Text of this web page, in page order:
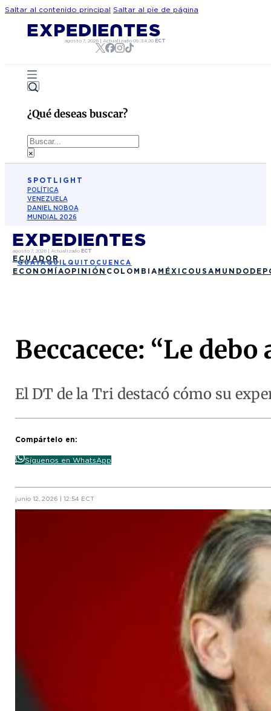
Saltar al contenido principal Saltar al pie de página
agosto 7, 2026| Actualizado 09:34:20 ECT
¿Qué deseas buscar?
Buscar
×
SPOTLIGHT
POLÍTICA
VENEZUELA
DANIEL NOBOA
MUNDIAL 2026
agosto 7, 2026| Actualizado ECT
ECUADOR
GUAYAQUIL QUITO CUENCA
ECONOMÍAOPINIÓN COLOMBIA MÉXICO USA MUNDO
Beccacece: “Le
El DT de la Tri destacó cómo su
Compártelo en:
Síguenos en WhatsApp
junio 12, 2026 | 12:54 ECT